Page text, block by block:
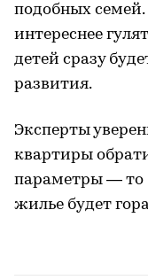
подобных
интереснее
детей сразу
развития.
Эксперты
квартиры
параметры — то
жилье будет